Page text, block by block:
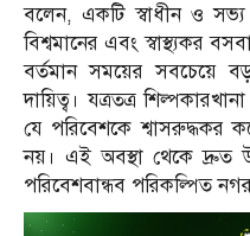
বলেন, একটি স্বাধীন ও সভ্য
বিশ্বমানের এবং স্বাস্থ্যকর
বর্তমান সময়ের সবচেয়ে
দায়িত্ব। যত্রতত্র
যে পরিবেশকে শ্বাসরুদ্ধকর
নয়। এই অবস্থা থেকে দ্রুত
পরিবেশবান্ধব পরিকল্পিত